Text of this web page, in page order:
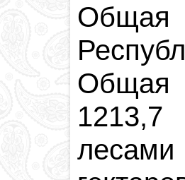
Общая
1213,7